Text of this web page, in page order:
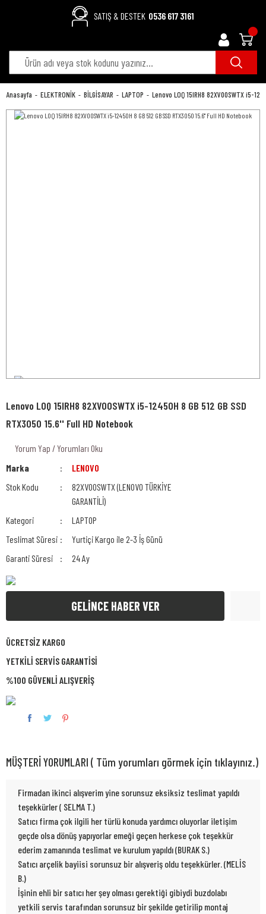
SATIŞ & DESTEK 0536 617 3161
Anasayfa ELEKTRONİK BİLGİSAYAR LAPTOP Lenovo LOQ 15IRH8 82XV00SWTX i5-
Lenovo LOQ 15IRH8 82XV00SWTX i5-12450H 8 GB 512 GB SSD
RTX3050 15.6'' Full HD Notebook
Yorum Yap / Yorumları Oku
Marka
LENOVO
Stok Kodu
82XV00SWTX (LENOVO TÜRKİYE
GARANTİLİ)
Kategori
LAPTOP
Teslimat Süresi
Yurtiçi Kargo ile 2-3 İş Günü
Garanti Süresi
24 Ay
GELİNCE HABER VER
ÜCRETSİZ KARGO
YETKİLİ SERVİS GARANTİSİ
%100 GÜVENLİ ALIŞVERİŞ
MÜŞTERİ YORUMLARI ( Tüm yorumları görmek için tıklayınız.)
Firmadan ikinci alışverim yine sorunsuz eksiksiz teslimat yapıldı
teşekkürler ( SELMA T.)
Satıcı firma çok ilgili her türlü konuda yardımcı oluyorlar iletişim
geçde olsa dönüş yapıyorlar emeği geçen herkese çok teşekkür
ederim zamanında teslimat ve kurulum yapıldı (BURAK S.)
Satıcı arçelik bayiisi sorunsuz bir alışveriş oldu teşekkürler. (MELİS
B.)
İşinin ehli bir satıcı her şey olması gerektiği gibiydi buzdolabı
yetkili servis tarafından sorunsuz bir şekilde getirilip montaj